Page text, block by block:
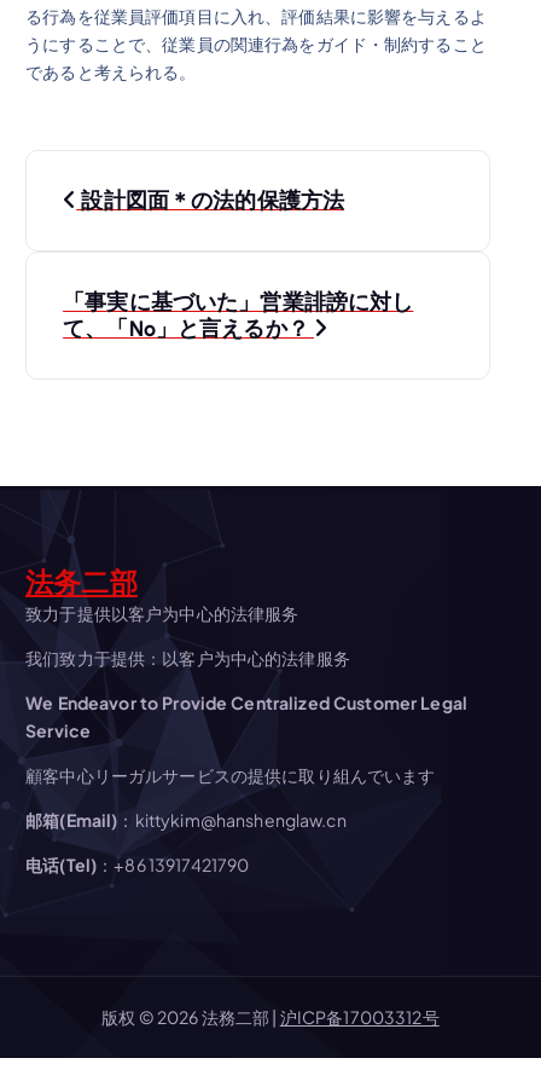
る行為を従業員評価項目に入れ、評価結果に影響を与えるよ
うにすることで、従業員の関連行為をガイド・制約すること
であると考えられる。
投
ナ
ビ
ー
シ
ョ
ン
設計図面＊の法的保護方法
「事実に基づいた」営業誹謗に対し
て、「No」と言えるか？
法务二部
致力于提供以客户为中心的法律服务
我们致力于提供：以客户为中心的法律服务
We Endeavor to Provide Centralized Customer Legal
Service
顧客中心リーガルサービスの提供に取り組んでいます
邮箱(Email) ：kittykim@hanshenglaw.cn
电话(Tel) ：+86 13917421790
版权 © 2026 法務二部 | 沪ICP备17003312号